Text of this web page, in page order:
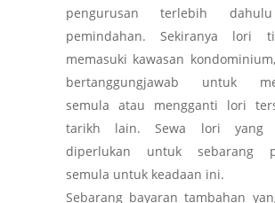
pengurusan terlebih
pemindahan. Sekiranya lori
memasuki kawasan
bertanggungjawab untuk
semula atau mengganti lori
tarikh lain. Sewa lori yang
diperlukan untuk sebarang
semula untuk keadaan ini.
Sebarang bayaran tambahan